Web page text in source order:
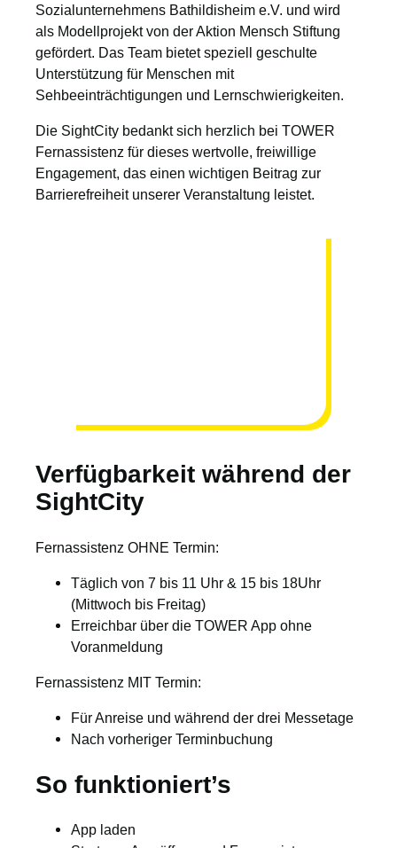
Sozialunternehmens Bathildisheim e.V. und wird
als Modellprojekt von der Aktion Mensch Stiftung
gefördert. Das Team bietet speziell geschulte
Unterstützung für Menschen mit
Sehbeeinträchtigungen und Lernschwierigkeiten.
Die SightCity bedankt sich herzlich bei TOWER
Fernassistenz für dieses wertvolle, freiwillige
Engagement, das einen wichtigen Beitrag zur
Barrierefreiheit unserer Veranstaltung leistet.
Verfügbarkeit während der
SightCity
Fernassistenz OHNE Termin:
Täglich von 7 bis 11 Uhr & 15 bis 18Uhr
(Mittwoch bis Freitag)
Erreichbar über die TOWER App ohne
Voranmeldung
Fernassistenz MIT Termin:
Für Anreise und während der drei Messetage
Nach vorheriger Terminbuchung
So funktioniert’s
App laden